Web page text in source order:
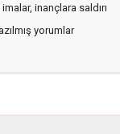
inançlara saldırı
yorumlar